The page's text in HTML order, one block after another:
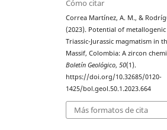
Cómo citar
Correa Martínez, A. M., &
(2023). Potential of
Triassic-Jurassic magmatism in
Massif, Colombia: A zircon
Boletín Geológico,50(1).
https://doi.org/10.32685/0120-
1425/bol.geol.50.1.2023.664
Más formatos de cita